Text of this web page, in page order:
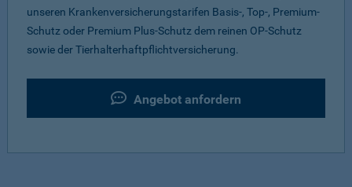
unseren Krankenversicherungstarifen Basis-, Top-, Premium-
Schutz oder Premium Plus-Schutz dem reinen OP-Schutz
sowie der Tierhalterhaftpflichtversicherung.
Angebot anfordern